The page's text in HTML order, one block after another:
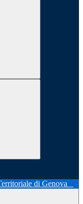
di Genova